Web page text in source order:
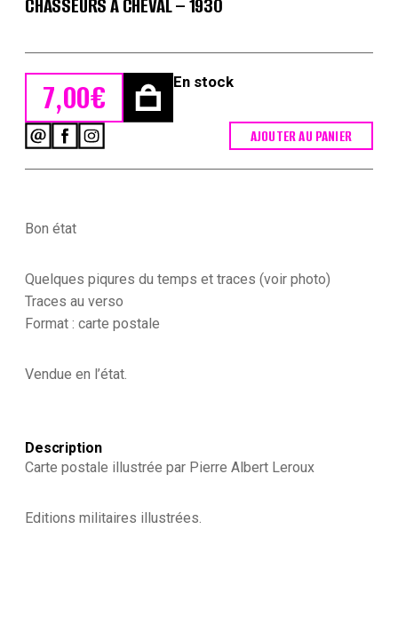
CHASSEURS À CHEVAL – 1930
7,00€ En stock
Leroux
-
Edition
Militaire
Chasseurs
AJOUTER AU PANIER
Bon état
Quelques piqures du temps et traces (voir photo)
Traces au verso
Format : carte postale
Vendue en l’état.
Description
Carte postale illustrée par Pierre Albert Leroux
Editions militaires illustrées.